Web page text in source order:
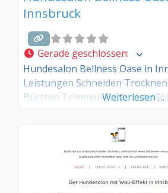
Innsbruck
Gerade geschlossen:
Hundesalon Bellness Oase in
Leistungen Schneiden
Bürsten Trimmen Baden und
Weiterlesen …